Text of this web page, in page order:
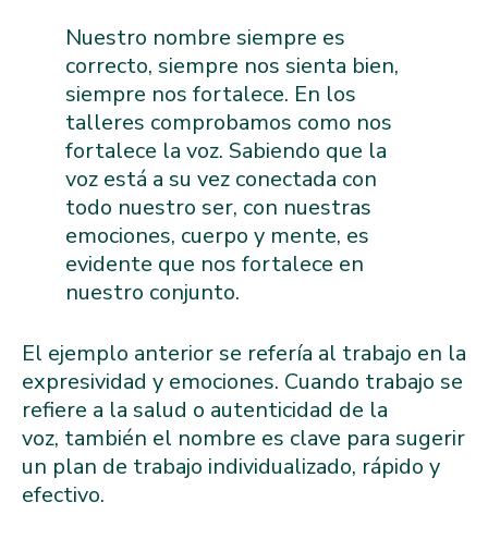
Nuestro nombre siempre es
correcto, siempre nos sienta bien,
siempre nos fortalece. En los
talleres comprobamos como nos
fortalece la voz. Sabiendo que la
voz está a su vez conectada con
todo nuestro ser, con nuestras
emociones, cuerpo y mente, es
evidente que nos fortalece en
nuestro conjunto.
El ejemplo anterior se refería al trabajo en la
expresividad y emociones. Cuando trabajo se
refiere a la salud o autenticidad de la
voz, también el nombre es clave para sugerir
un plan de trabajo individualizado, rápido y
efectivo.